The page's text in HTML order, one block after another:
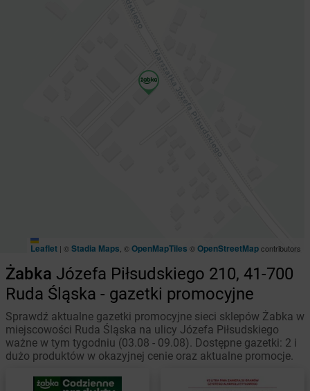
Leaflet | ©Stadia Maps , ©OpenMapTiles ©OpenStreetMapcontributors
Żabka Józefa Piłsudskiego 210, 41-700
Ruda Śląska - gazetki promocyjne
Sprawdź aktualne gazetki promocyjne sieci sklepów Żabka w
miejscowości Ruda Śląska na ulicy Józefa Piłsudskiego
ważne w tym tygodniu (03.08 - 09.08). Dostępne gazetki: 2 i
dużo produktów w okazyjnej cenie oraz aktualne promocje.